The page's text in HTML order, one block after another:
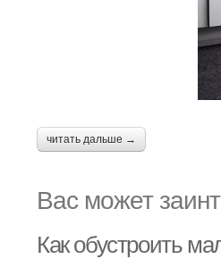
читать дальше →
Вас может
Как обустроить